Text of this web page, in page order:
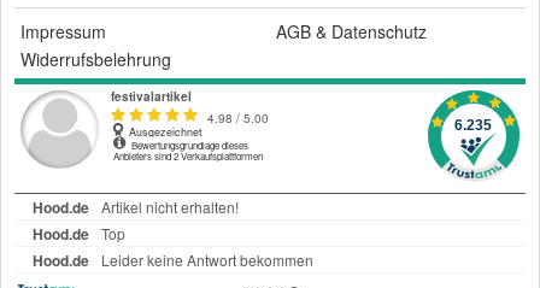
Impressum
AGB & Datenschutz
Widerrufsbelehrung